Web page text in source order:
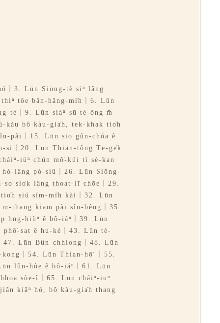
｜3. Lūn Siōng-tè siⁿ lâng
tōe bān-hāng-mi̍h｜6. Lūn
tè｜9. Lūn siáⁿ-sū tè-ông m̄
kàu bô kàu-gia̍h, tek-khak tio̍h
pâi｜15. Lūn sio gûn-chóa ê
si｜20. Lūn Thian-tông Tē-ge̍k
iūⁿ chún mô͘-kúi tī sè-kan
lâng pò-siû｜26. Lūn Siōng-
so͘ sio̍k lâng thoat-lī chōe｜29.
siú sím-mi̍h kài｜32. Lūn
thang kiam pài sîn-bêng｜35.
hng-hiùⁿ ê bô-iáⁿ｜39. Lūn
sat ê hu-ké｜43. Lūn tè-
Lūn Bûn-chhiong｜48. Lūn
｜54. Lūn Thian-hō͘ ｜55.
lûn-hôe ê bô-iáⁿ｜61. Lūn
sòe-î｜65. Lūn cháiⁿ-iūⁿ
kiâⁿ hó, bô kàu-gia̍h thang